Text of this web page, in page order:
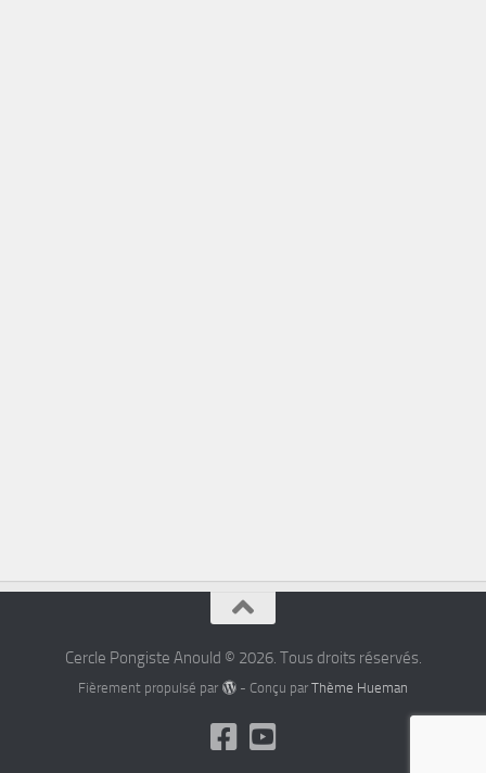
Cercle Pongiste Anould © 2026. Tous droits réservés.
Fièrement propulsé par - Conçu par Thème Hueman